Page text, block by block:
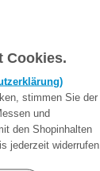
Cookies.
stimmen Sie der
und
den Shopinhalten
jederzeit widerrufen.
Ø 165 mm,
für
zzgl. Versand
€